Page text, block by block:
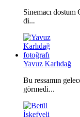
Sinemacı dostum
di...
Yavuz Karlıdağ
Bu ressamın
görmedi...